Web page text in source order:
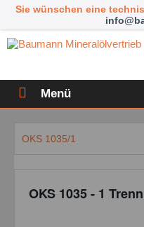
Sie wünschen eine
Menü
OKS 1035/1
OKS 1035 - 1